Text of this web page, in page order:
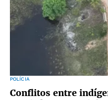
POLÍCIA
Conflitos entre